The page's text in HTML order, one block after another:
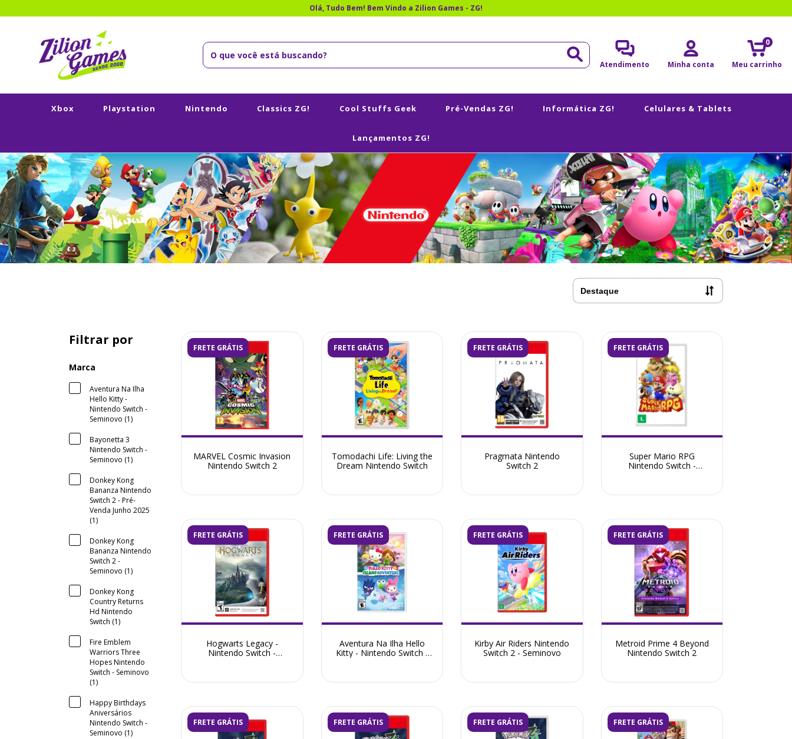
Olá, Tudo Bem! Bem Vindo a Zilion Games - ZG!
Atendimento Minha conta Meu carrinho
0
Xbox Playstation Nintendo Classics ZG! Cool Stuffs Geek Pré-Vendas ZG! Informática ZG! Celulares & Tablets
Lançamentos ZG!
Filtrar por
Marca
Aventura Na Ilha
Hello Kitty -
Nintendo Switch -
Seminovo (1)
Bayonetta 3
Nintendo Switch -
Seminovo (1)
Donkey Kong
Bananza Nintendo
Switch 2 - Pré-
Venda Junho 2025
(1)
Donkey Kong
Bananza Nintendo
Switch 2 -
Seminovo (1)
Donkey Kong
Country Returns
Hd Nintendo
Switch (1)
Fire Emblem
Warriors Three
Hopes Nintendo
Switch - Seminovo
(1)
Happy Birthdays
Aniversários
Nintendo Switch -
Seminovo (1)
FRETE GRÁTIS
MARVEL Cosmic Invasion
Nintendo Switch 2
FRETE GRÁTIS
Tomodachi Life: Living the
Dream Nintendo Switch
FRETE GRÁTIS
Pragmata Nintendo
Switch 2
FRETE GRÁTIS
Super Mario RPG
Nintendo Switch -
FRETE GRÁTIS
Hogwarts Legacy -
Nintendo Switch -
FRETE GRÁTIS
Aventura Na Ilha Hello
Kitty - Nintendo Switch -
FRETE GRÁTIS
Kirby Air Riders Nintendo
Switch 2 - Seminovo
FRETE GRÁTIS
Metroid Prime 4 Beyond
Nintendo Switch 2
FRETE GRÁTIS FRETE GRÁTIS FRETE GRÁTIS FRETE GRÁTIS